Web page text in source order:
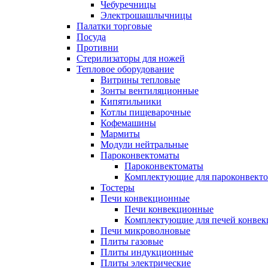
Чебуречницы
Электрошашлычницы
Палатки торговые
Посуда
Противни
Стерилизаторы для ножей
Тепловое оборудование
Витрины тепловые
Зонты вентиляционные
Кипятильники
Котлы пищеварочные
Кофемашины
Мармиты
Модули нейтральные
Пароконвектоматы
Пароконвектоматы
Комплектующие для
Тостеры
Печи конвекционные
Печи конвекционные
Комплектующие для печей
Печи микроволновые
Плиты газовые
Плиты индукционные
Плиты электрические